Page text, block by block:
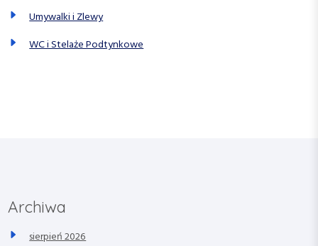
Umywalki i Zlewy
WC i Stelaże Podtynkowe
Archiwa
sierpień 2026